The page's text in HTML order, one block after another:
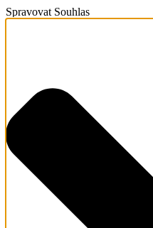
Spravovat Souhlas